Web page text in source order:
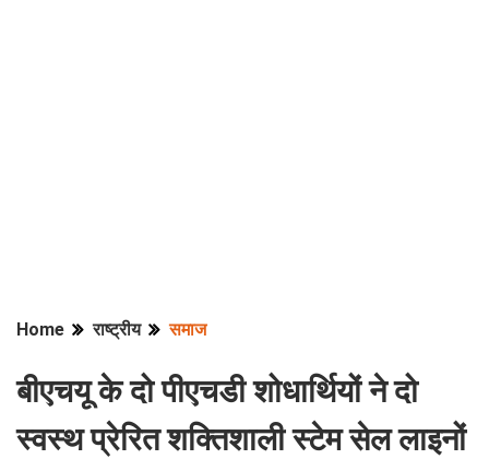
Home राष्ट्रीय समाज
बीएचयू के दो पीएचडी शोधार्थियों ने दो
स्वस्थ प्रेरित शक्तिशाली स्टेम सेल लाइनों